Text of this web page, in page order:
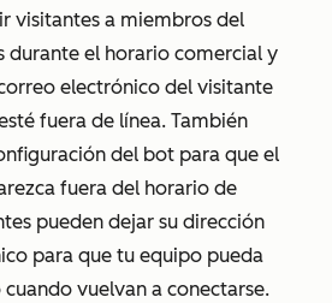
visitantes a miembros del
durante el horario comercial y
electrónico del visitante
fuera de línea. También
del bot para que el
fuera del horario de
pueden dejar su dirección
para que tu equipo pueda
vuelvan a conectarse.